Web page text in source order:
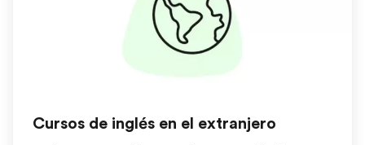
Cursos de inglés en el extranjero